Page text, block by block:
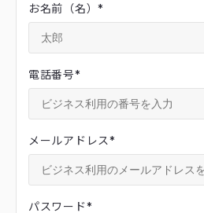
お名前（名）*
電話番号*
メールアドレス*
パスワード*